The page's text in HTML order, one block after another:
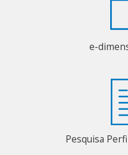
e-
Pesquisa